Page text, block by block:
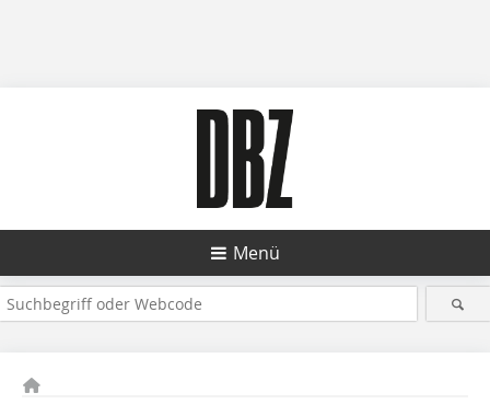
Menü